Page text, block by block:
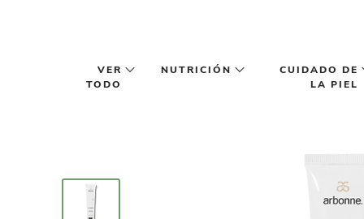
VER
TODO
NUTRICIÓN
CUIDADO DE
LA PIEL
Item
1
of